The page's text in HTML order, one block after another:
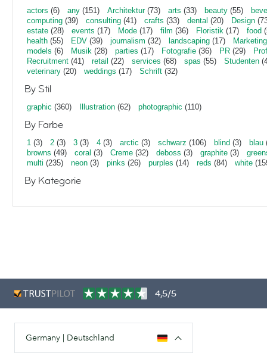
actors (6) any (151) Architektur(73) arts (33) beauty (55)
computing (39) consulting (41) crafts (33) dental (20) Design
estate (28) events (17) Mode (17) film (36) Floristik (17) food
health (55) EDV (39) journalism (32) landscaping (17)
Marketing
models (6) Musik (28) parties (17) Fotografie (36) PR (29)
Recruitment (41) retail (22) services (68) spas (55) Studenten
veterinary (20) weddings (17) Schrift (32)
By Stil
graphic (360) Illustration (62) photographic (110)
By Farbe
1 (3) 2 (3) 3 (3) 4 (3) arctic (3) schwarz (106) blind (3) blau
browns (49) coral (3) Creme (32) deboss (3) graphite (3)
multi (235) neon (3) pinks (26) purples (14) reds (84) white
By Kategorie
4,5/5
Germany | Deutschland